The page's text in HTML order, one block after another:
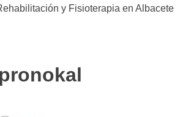
y Fisioterapia en Albacete